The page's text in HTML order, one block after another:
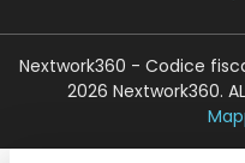
Nextwork360 - Codice
2026 Nextwork360.